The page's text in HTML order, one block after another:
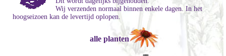
Wij verzenden normaal binnen enkele dagen. In het
hoogseizoen kan de levertijd oplopen.
alle planten